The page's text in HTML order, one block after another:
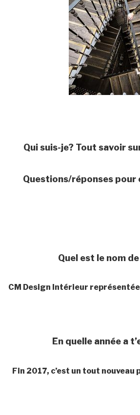
Qui suis-je? Tout savoir
Questions/réponses pour
Quel est le nom
CM Design Intérieur
En quelle année a
Fin 2017, c’est un tout